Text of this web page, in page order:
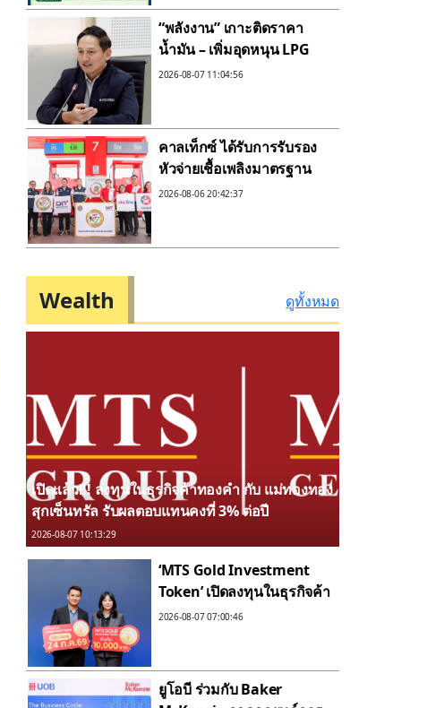
“พลังงาน” เกาะติดราคา
น้ำมัน – เพิ่มอุดหนุน LPG
พร้อมรับมือราคาพลังงาน
2026-08-07 11:04:56
คาลเท็กซ์ ได้รับการรับรอง
หัวจ่ายเชื้อเพลิงมาตรฐาน
ระดับสีทอง สะท้อนคุณภาพ
2026-08-06 20:42:37
Wealth ดูทั้งหมด
เปิดแล้ว!!! ลงทุนในธุรกิจค้าทองคำ กับ แม่ทองทอง
สุกเซ็นทรัล รับผลตอบแทนคงที่ 3% ต่อปี
2026-08-07 10:13:29
‘MTS Gold Investment
Token’ เปิดลงทุนในธุรกิจค้า
ทองคำ กับ แม่ทองทองสุก
2026-08-07 07:00:46
ยูโอบี ร่วมกับ Baker